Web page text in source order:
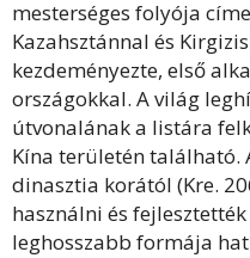
mesterséges folyója
Kazahsztánnal és
kezdeményezte, első
országokkal. A világ
útvonalának a listára
Kína területén található.
dinasztia korától (Kre.
használni és
leghosszabb formája